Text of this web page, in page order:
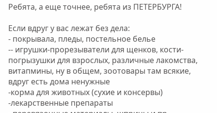
Ребята, а еще точнее, ребята из ПЕТЕРБУРГА!
Если вдруг у вас лежат без дела:
- покрывала, пледы, постельное белье
-- игрушки-прорезыватели для щенков, кости-
погрызушки для взрослых, различные лакомства,
витапмины, ну в общем, зоотовары там всякие,
вдруг есть дома ненужные
-корма для животных (сухие и консервы)
-лекарственные препараты